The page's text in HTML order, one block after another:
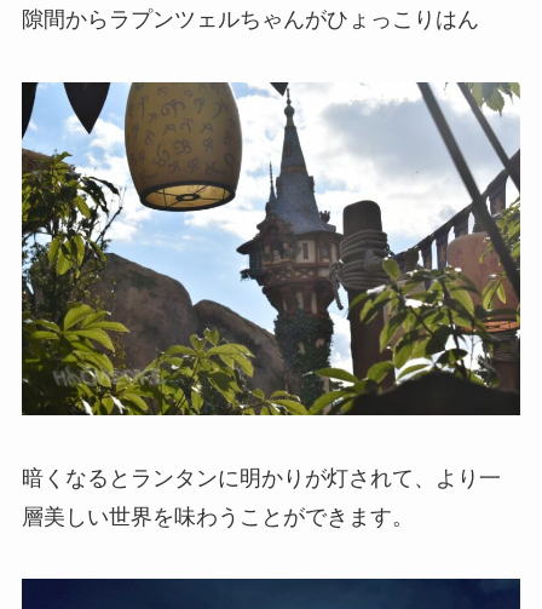
隙間からラプンツェルちゃんがひょっこりはん
暗くなるとランタンに明かりが灯されて、より一
層美しい世界を味わうことができます。